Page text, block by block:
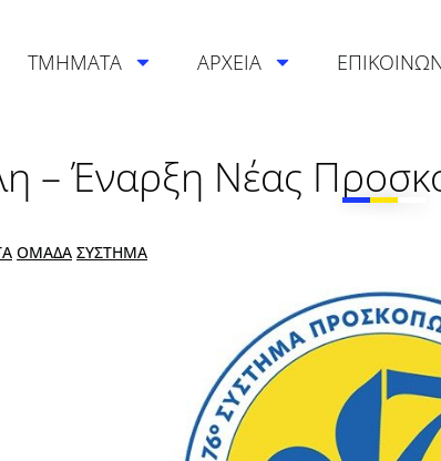
ΤΜΗΜΑΤΑ ΑΡΧΕΙΑ
– Έναρξη Νέας
ΟΜΑΔΑ ΣΥΣΤΗΜΑ